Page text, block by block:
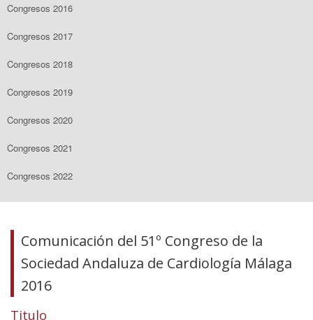
Congresos 2016
Congresos 2017
Congresos 2018
Congresos 2019
Congresos 2020
Congresos 2021
Congresos 2022
Comunicación del 51º Congreso de la
Sociedad Andaluza de Cardiología Málaga
2016
Titulo